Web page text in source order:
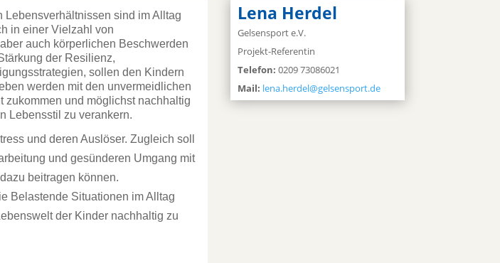
Lebensverhältnissen sind im Alltag
in einer Vielzahl von
auch körperlichen Beschwerden
der Resilienz,
sollen den Kindern
werden mit den unvermeidlichen
zukommen und möglichst nachhaltig
Lebensstil zu verankern.
und deren Auslöser. Zugleich soll
und gesünderen Umgang mit
beitragen können.
Belastende Situationen im Alltag
der Kinder nachhaltig zu
Lena Herdel
Gelsensport e.V.
Projekt-Referentin
Telefon: 0209 73086021
Mail: lena.herdel@gelsensport.de